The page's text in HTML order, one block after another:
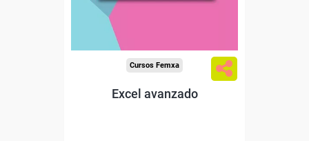
Cursos Femxa
Excel avanzado